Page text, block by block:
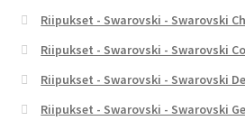
Riipukset - Swarovski - Swarovski
Riipukset - Swarovski - Swarovski
Riipukset - Swarovski - Swarovski
Riipukset - Swarovski - Swarovski